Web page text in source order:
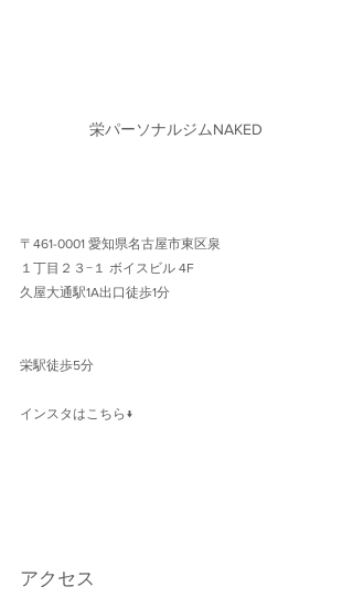
栄パーソナルジムNAKED
〒461-0001 愛知県名古屋市東区泉
１丁目２３−１ ボイスビル 4F
久屋大通駅1A出口徒歩1分
栄駅徒歩5分
インスタはこちら↓
アクセス